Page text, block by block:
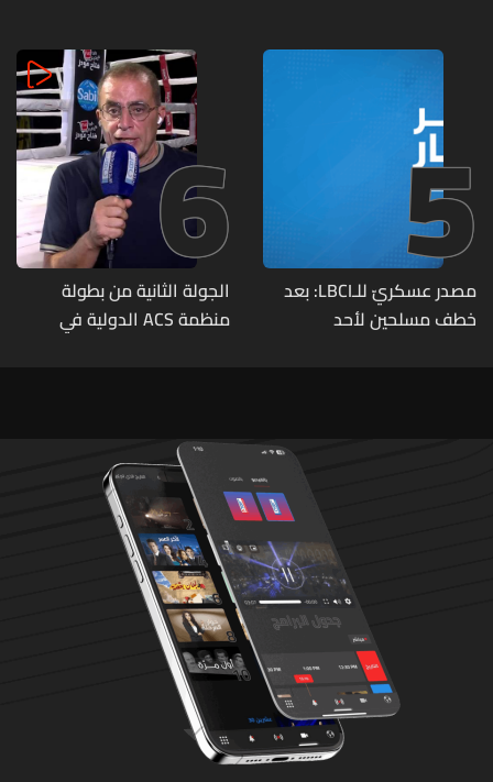
5
مصدر عسكريّ للـLBCI: بعد
خطف مسلحين لأحد
دهم لتوقيفهم فأُفرج عن
والوحدات المختصة تعمل
على توقيف الخاطفين
6
الجولة الثانية من بطولة
منظمة ACS الدولية في